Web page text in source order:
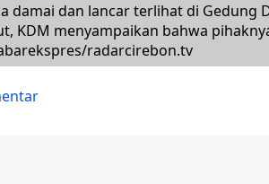
damai dan lancar terlihat di Gedung
KDM menyampaikan bahwa
radarcirebon.tv